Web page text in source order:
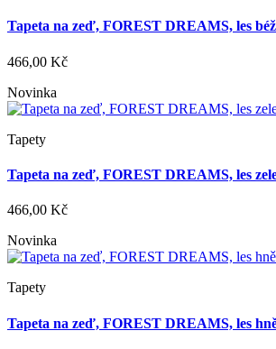
Tapeta na zeď, FOREST DREAMS, les
466,00 Kč
Novinka
Tapety
Tapeta na zeď, FOREST DREAMS, les
466,00 Kč
Novinka
Tapety
Tapeta na zeď, FOREST DREAMS, les